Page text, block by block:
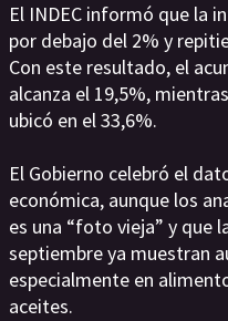
El INDEC informó que la
por debajo del 2% y
Con este resultado, el
alcanza el 19,5%,
ubicó en el 33,6%.
El Gobierno celebró el
económica, aunque los
es una “foto vieja” y que
septiembre ya muestran
especialmente en
aceites.